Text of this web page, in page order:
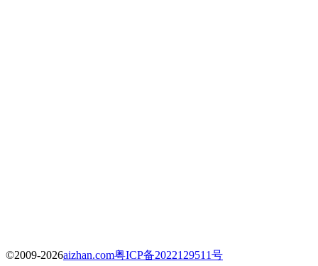
©2009-2026aizhan.com粤ICP备2022129511号